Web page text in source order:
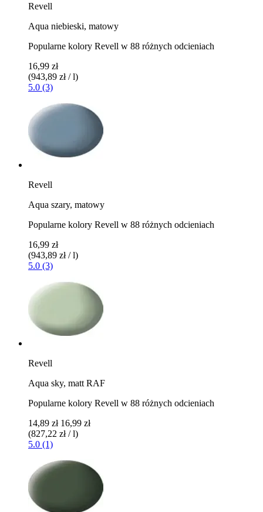
Revell
Aqua niebieski, matowy
Popularne kolory Revell w 88 różnych odcieniach
16,99 zł
(943,89 zł / l)
5.0 (3)
Revell
Aqua szary, matowy
Popularne kolory Revell w 88 różnych odcieniach
16,99 zł
(943,89 zł / l)
5.0 (3)
Revell
Aqua sky, matt RAF
Popularne kolory Revell w 88 różnych odcieniach
14,89 zł 16,99 zł
(827,22 zł / l)
5.0 (1)